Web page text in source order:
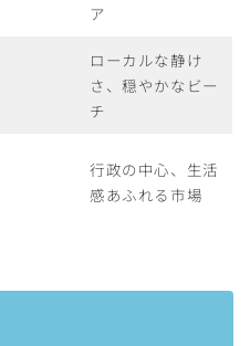
ア
ローカルな静け
さ、穏やかなビー
チ
行政の中心、生活
感あふれる市場